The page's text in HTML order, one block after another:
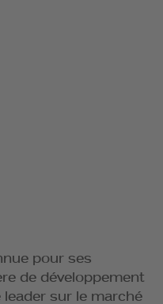
pour ses
de développement
leader sur le marché